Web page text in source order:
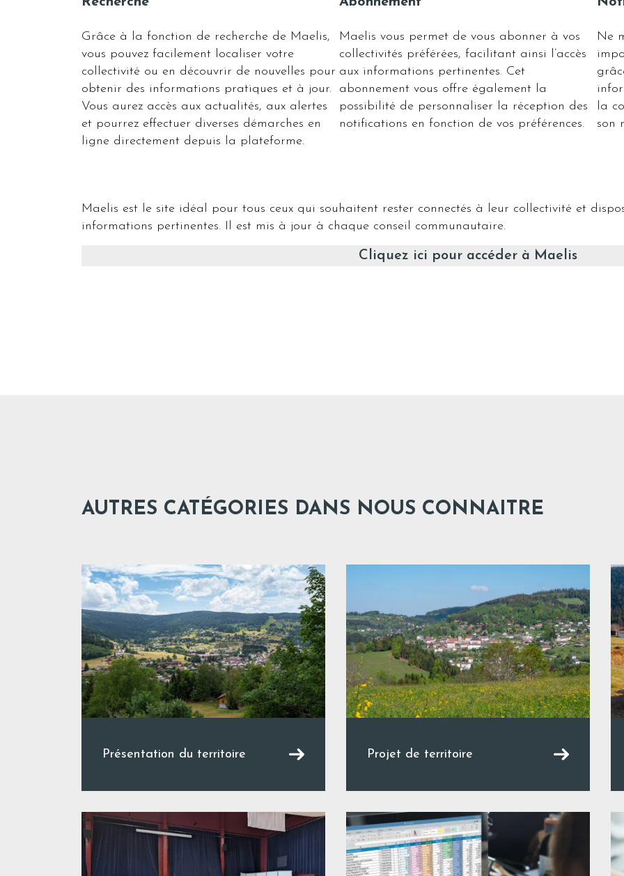
Grâce à la fonction de recherche de Maelis,
vous pouvez facilement localiser votre
collectivité ou en découvrir de nouvelles pour
obtenir des informations pratiques et à jour.
Vous aurez accès aux actualités, aux alertes
et pourrez effectuer diverses démarches en
ligne directement depuis la plateforme.
Maelis vous permet de vous abonner à vos
collectivités préférées, facilitant ainsi l’accès
aux informations pertinentes. Cet
abonnement vous offre également la
possibilité de personnaliser la réception des
notifications en fonction de vos préférences.
Ne
la
son
Maelis est le site idéal pour tous ceux qui souhaitent rester connectés à leur collectivité et
informations pertinentes. Il est mis à jour à chaque conseil communautaire.
Cliquez ici pour accéder à Maelis
AUTRES CATÉGORIES DANS NOUS CONNAITRE
Présentation du territoire Projet de territoire